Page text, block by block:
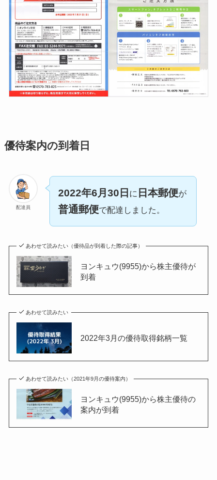
優待案内の到着日
配達員
2022年6月30日 に 日本郵便が
普通郵便で配達しました。
あわせて読みたい（優待品が到着した際の記事）
ヨンキュウ(9955)から株主優待が
到着
あわせて読みたい
2022年3月の優待取得銘柄一覧
あわせて読みたい（2021年9月の優待案内）
ヨンキュウ(9955)から株主優待の
案内が到着